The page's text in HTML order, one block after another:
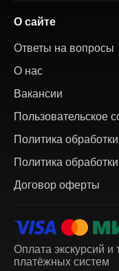
О сайте
Ответы на вопросы
О нас
Вакансии
Пользовательское
Политика
Политика
Договор оферты
Оплата экскурсий
платёжных систем